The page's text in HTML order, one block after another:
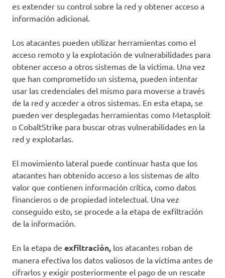
es extender su control sobre la red y obtener acceso a
información adicional.
Los atacantes pueden utilizar herramientas como el
acceso remoto y la explotación de vulnerabilidades para
obtener acceso a otros sistemas de la víctima. Una vez
que han comprometido un sistema, pueden intentar
usar las credenciales del mismo para moverse a través
de la red y acceder a otros sistemas. En esta etapa, se
pueden ver desplegadas herramientas como Metasploit
o CobaltStrike para buscar otras vulnerabilidades en la
red y explotarlas.
El movimiento lateral puede continuar hasta que los
atacantes han obtenido acceso a los sistemas de alto
valor que contienen información crítica, como datos
financieros o de propiedad intelectual. Una vez
conseguido esto, se procede a la etapa de exfiltración
de la información.
En la etapa de exfiltración, los atacantes roban de
manera efectiva los datos valiosos de la víctima antes de
cifrarlos y exigir posteriormente el pago de un rescate